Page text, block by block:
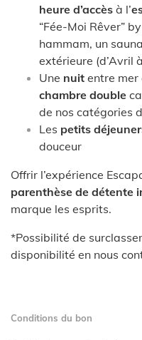
heure d’accès à l’
“Fée-Moi Rêver”
hammam, un
extérieure (d’Avril
Une nuit entre mer
chambre double
de nos catégories
Les petits
douceur
Offrir l’expérience
parenthèse de détente
marque les esprits.
*Possibilité de
disponibilité en nous
Conditions du bon